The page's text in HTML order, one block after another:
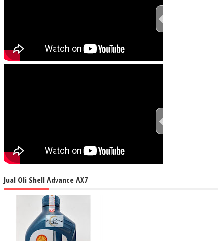
Jual Oli Shell Advance AX7